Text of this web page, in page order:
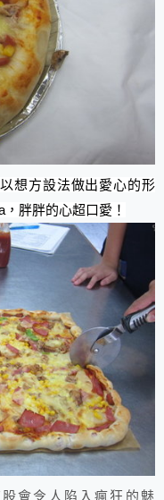
想方設法做出愛心的形
胖胖的心超口愛！
會令人陷入瘋狂的魅